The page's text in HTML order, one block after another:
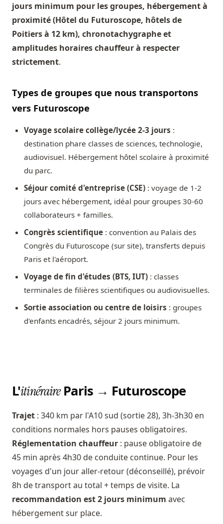
jours minimum pour les groupes, hébergement à
proximité (Hôtel du Futuroscope, hôtels de
Poitiers à 12 km), chronotachygraphe et
amplitudes horaires chauffeur à respecter
strictement.
Types de groupes que nous transportons
vers Futuroscope
Voyage scolaire collège/lycée 2-3 jours :
destination phare classes de sciences, technologie,
audiovisuel. Hébergement hôtel scolaire à proximité
du parc.
Séjour comité d'entreprise (CSE) : voyage de 1-2
jours avec hébergement, idéal pour groupes 30-60
collaborateurs + familles.
Congrès scientifique : convention au Palais des
Congrès du Futuroscope (sur site), transferts depuis
Paris et l'aéroport.
Voyage de fin d'études (BTS, IUT) : classes
terminales de filières scientifiques ou audiovisuelles.
Sortie association ou centre de loisirs : groupes
d'enfants encadrés, séjour 2 jours minimum.
L'itinéraireParis → Futuroscope
Trajet : 340 km par l'A10 sud (sortie 28), 3h-3h30 en
conditions normales hors pauses obligatoires.
Réglementation chauffeur : pause obligatoire de
45 min après 4h30 de conduite continue. Pour les
voyages d'un jour aller-retour (déconseillé), prévoir
8h de transport au total + temps de visite. La
recommandation est 2 jours minimum avec
hébergement sur place.